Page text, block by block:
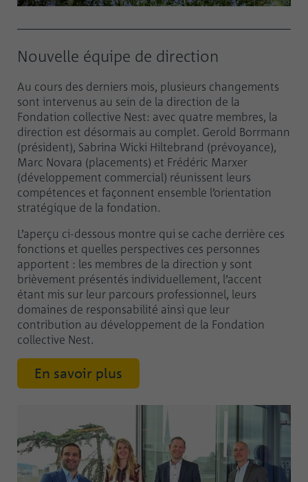
Nouvelle équipe de direction
Au cours des derniers mois, plusieurs changements
sont intervenus au sein de la direction de la
Fondation collective Nest: avec quatre membres, la
direction est désormais au complet. Gerold Borrmann
(président), Sabrina Wicki Hiltebrand (prévoyance),
Marc Novara (placements) et Frédéric Marxer
(développement commercial) réunissent leurs
compétences et façonnent ensemble l’orientation
stratégique de la fondation.
L’aperçu ci-dessous montre qui se cache derrière ces
fonctions et quelles perspectives ces personnes
apportent : les membres de la direction y sont
brièvement présentés individuellement, l’accent
étant mis sur leur parcours professionnel, leurs
domaines de responsabilité ainsi que leur
contribution au développement de la Fondation
collective Nest.
En savoir plus